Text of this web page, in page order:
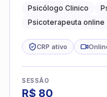
familiares
Psicólogo Clinico
Psicoterapeuta online
CRP ativo
SESSÃO
R$ 80